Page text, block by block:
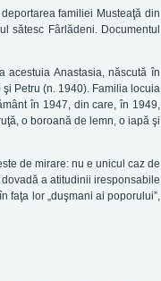
familiei Musteaţă din
sătesc Fârlădeni. Documentul
acestuia Anastasia, născută în
Petru (n. 1940). Familia locuia
în 1947, din care, în 1949,
o boroană de lemn, o iapă şi
de mirare: nu e unicul caz de
a atitudinii iresponsabile
faţa lor „duşmani ai poporului”,